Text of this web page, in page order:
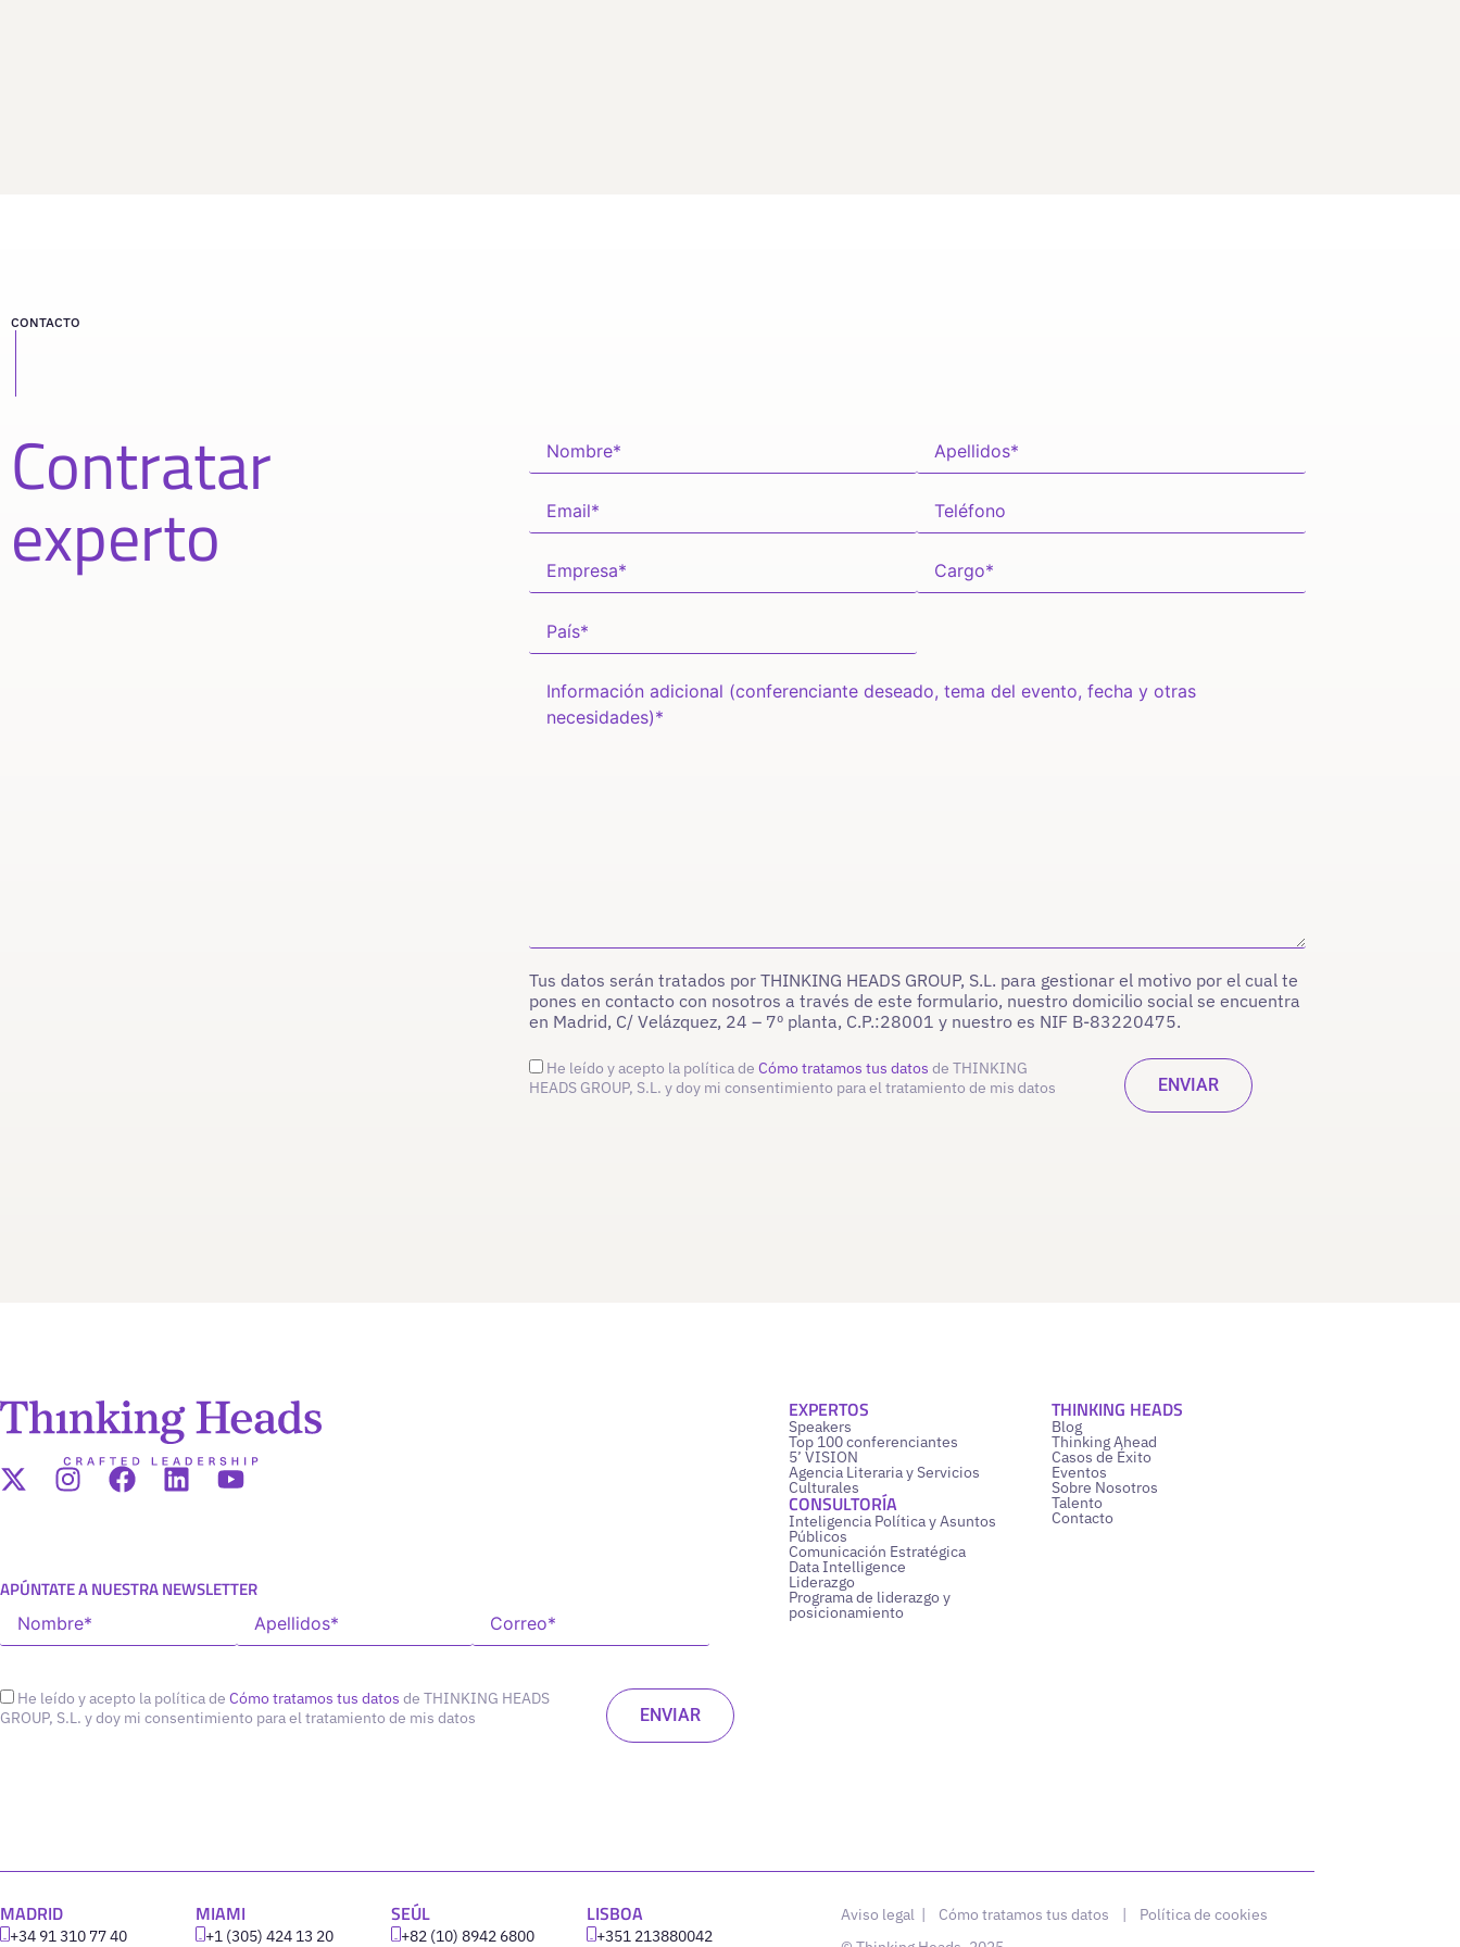
CONTACTO
Contratar
experto
Tus datos serán tratados por THINKING HEADS GROUP, S.L. para gestionar el motivo por el cual te
pones en contacto con nosotros a través de este formulario, nuestro domicilio social se encuentra
en Madrid, C/ Velázquez, 24 – 7º planta, C.P.:28001 y nuestro es NIF B-83220475.
He leído y acepto la política de Cómo tratamos tus datos de THINKING
HEADS GROUP, S.L. y doy mi consentimiento para el tratamiento de mis datos
APÚNTATE A NUESTRA NEWSLETTER
He leído y acepto la política de Cómo tratamos tus datos de THINKING HEADS
GROUP, S.L. y doy mi consentimiento para el tratamiento de mis datos
EXPERTOS
Speakers
Top 100 conferenciantes
5’ VISION
Agencia Literaria y Servicios
Culturales
CONSULTORÍA
Inteligencia Política y Asuntos
Públicos
Comunicación Estratégica
Data Intelligence
Liderazgo
Programa de liderazgo y
posicionamiento
THINKING HEADS
Blog
Thinking Ahead
Casos de Éxito
Eventos
Sobre Nosotros
Talento
Contacto
MADRID
+34 91 310 77 40
MIAMI
+1 (305) 424 13 20
SEÚL
+82 (10) 8942 6800
LISBOA
‪+351 213880042
Aviso legal | Cómo tratamos tus datos | Política de cookies